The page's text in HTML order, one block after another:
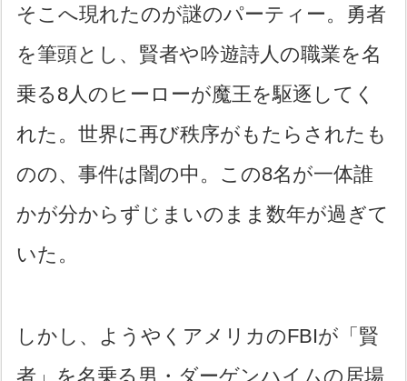
そこへ現れたのが謎のパーティー。勇者
を筆頭とし、賢者や吟遊詩人の職業を名
乗る8人のヒーローが魔王を駆逐してく
れた。世界に再び秩序がもたらされたも
のの、事件は闇の中。この8名が一体誰
かが分からずじまいのまま数年が過ぎて
いた。
しかし、ようやくアメリカのFBIが「賢
者」を名乗る男・ダーゲンハイムの居場